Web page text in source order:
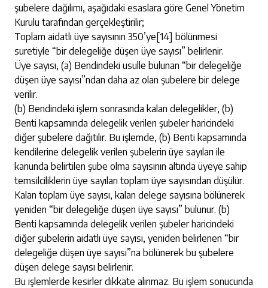
şubelere dağılımı, aşağıdaki esaslara göre Genel Yönetim
Kurulu tarafından gerçekleştirilir;
Toplam aidatlı üye sayısının 350’ye [14] bölünmesi
suretiyle “bir delegeliğe düşen üye sayısı” belirlenir.
Üye sayısı, (a) Bendindeki usulle bulunan “bir delegeliğe
düşen üye sayısı”ndan daha az olan şubelere bir delege
verilir.
(b) Bendindeki işlem sonrasında kalan delegelikler, (b)
Benti kapsamında delegelik verilen şubeler haricindeki
diğer şubelere dağıtılır. Bu işlemde, (b) Benti kapsamında
kendilerine delegelik verilen şubelerin üye sayıları ile
kanunda belirtilen şube olma sayısının altında üyeye sahip
temsilciliklerin üye sayıları toplam üye sayısından düşülür.
Kalan toplam üye sayısı, kalan delege sayısına bölünerek
yeniden “bir delegeliğe düşen üye sayısı” bulunur. (b)
Benti kapsamında delegelik verilen şubeler haricindeki
diğer şubelerin aidatlı üye sayısı, yeniden belirlenen “bir
delegeliğe düşen üye sayısı”na bölünerek bu şubelere
düşen delege sayısı belirlenir.
Bu işlemlerde kesirler dikkate alınmaz. Bu işlem sonucunda